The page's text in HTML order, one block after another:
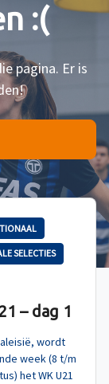
:(
pagina. Er is
SELECTIES
– dag 1
wordt
week (8 t/m
het WK U21